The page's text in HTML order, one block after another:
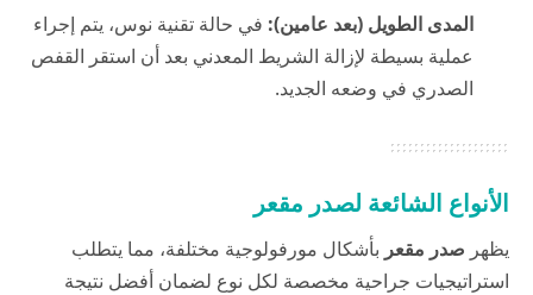
المدى الطويل (بعد عامين): في حالة تقنية نوس، يتم إجراء
عملية بسيطة لإزالة الشريط المعدني بعد أن استقر القفص
الصدري في وضعه الجديد.
الأنواع الشائعة لصدر مقعر
يظهر صدر مقعر بأشكال مورفولوجية مختلفة، مما يتطلب
استراتيجيات جراحية مخصصة لكل نوع لضمان أفضل نتيجة